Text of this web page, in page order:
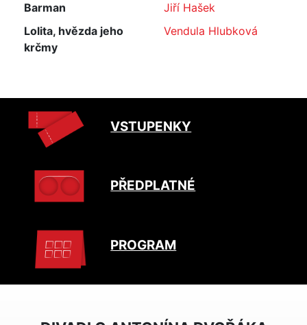
Barman
Jiří Hašek
Lolita, hvězda jeho
krčmy
Vendula Hlubková
VSTUPENKY
PŘEDPLATNÉ
PROGRAM